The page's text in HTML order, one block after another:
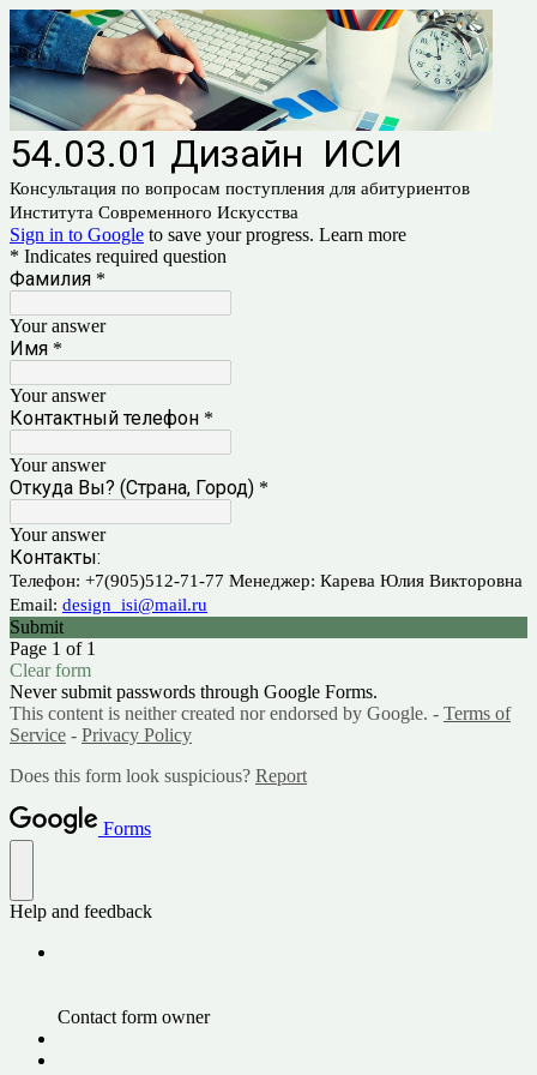
54.03.01 Дизайн ИСИ
Консультация по вопросам поступления для абитуриентов
Института Современного Искусства
Sign in to Google to save your progress. Learn more
* Indicates required question
Фамилия *
Your answer
Имя *
Your answer
Контактный телефон *
Your answer
Откуда Вы? (Страна, Город) *
Your answer
Контакты:
Телефон: +7(905)512-71-77 Менеджер: Карева Юлия Викторовна
Email: design_isi@mail.ru
Submit
Page 1 of 1
Clear form
Never submit passwords through Google Forms.
This content is neither created nor endorsed by Google. - Terms of
Service - Privacy Policy
Does this form look suspicious? Report
Forms
Help and feedback
Contact form owner